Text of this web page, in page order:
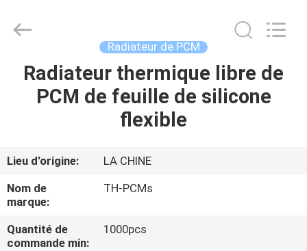
MAISON
AU
SUJET
DE
NOUS
energy
Technology
Reserved.
Radiateur de PCM
Radiateur thermique libre de
PCM de feuille de silicone
flexible
Lieu d'origine:
LA CHINE
Nom de
marque:
TH-PCMs
Quantité de
commande min:
1000pcs